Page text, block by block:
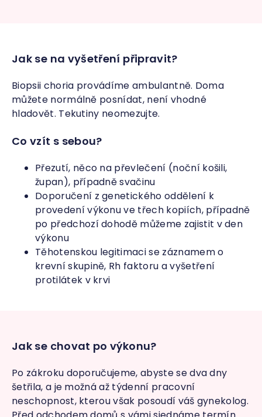
Jak se na vyšetření připravit?
Biopsii choria provádíme ambulantně. Doma
můžete normálně posnídat, není vhodné
hladovět. Tekutiny neomezujte.
Co vzít s sebou?
Přezutí, něco na převlečení (noční košili,
župan), případně svačinu
Doporučení z genetického oddělení k
provedení výkonu ve třech kopiích, případně
po předchozí dohodě můžeme zajistit v den
výkonu
Těhotenskou legitimaci se záznamem o
krevní skupině, Rh faktoru a vyšetření
protilátek v krvi
Jak se chovat po výkonu?
Po zákroku doporučujeme, abyste se dva dny
šetřila, a je možná až týdenní pracovní
neschopnost, kterou však posoudí váš gynekolog.